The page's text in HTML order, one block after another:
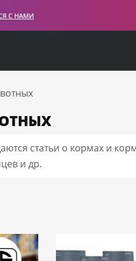
С НАМИ
статьи о кормах и
и др.